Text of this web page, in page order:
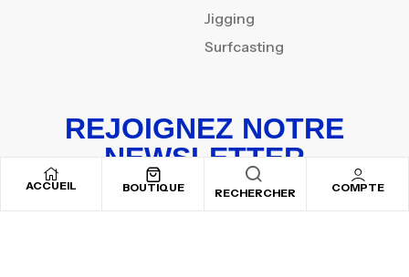
ACCUEIL BOUTIQUE RECHERCHER COMPTE
Jigging
Surfcasting
REJOIGNEZ NOTRE
NEWSLETTER
Inscrivez-vous pour recevoir nos offres spéciales